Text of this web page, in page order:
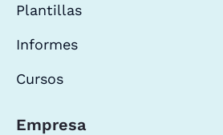
Plantillas
Informes
Cursos
Empresa